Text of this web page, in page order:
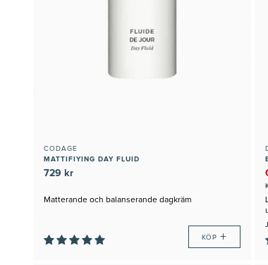
CODAGE
MATTIFIYING DAY FLUID
729 kr
Matterande och balanserande dagkräm
KÖP +